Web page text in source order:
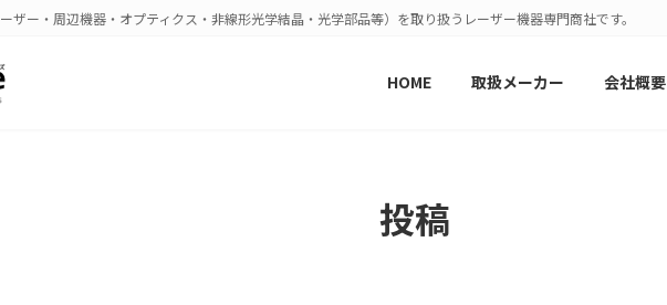
ザー・周辺機器・オプティクス・非線形光学結晶・光学部品等）を取り扱うレーザー機器専門商社です。
HOME 取扱メーカー 会社概要
投稿